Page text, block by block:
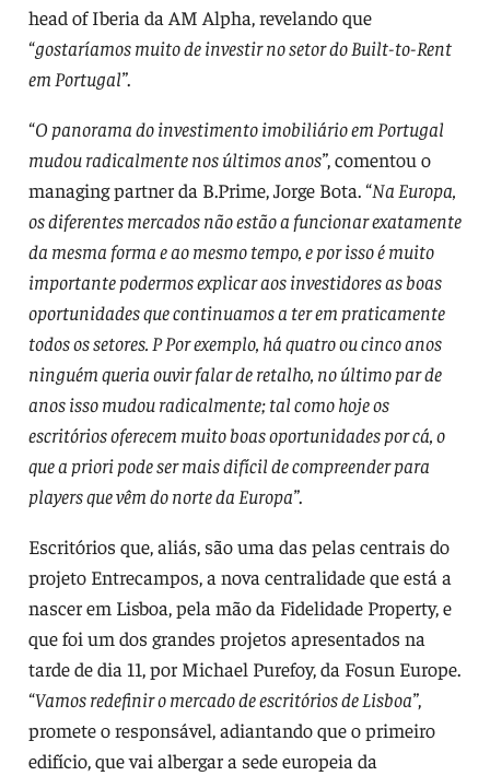
head of Iberia da AM Alpha, revelando que
“gostaríamos muito de investir no setor do Built-to-Rent
em Portugal”.
“O panorama do investimento imobiliário em Portugal
mudou radicalmente nos últimos anos”, comentou o
managing partner da B.Prime, Jorge Bota. “Na Europa,
os diferentes mercados não estão a funcionar exatamente
da mesma forma e ao mesmo tempo, e por isso é muito
importante podermos explicar aos investidores as boas
oportunidades que continuamos a ter em praticamente
todos os setores. P Por exemplo, há quatro ou cinco anos
ninguém queria ouvir falar de retalho, no último par de
anos isso mudou radicalmente; tal como hoje os
escritórios oferecem muito boas oportunidades por cá, o
que a priori pode ser mais difícil de compreender para
players que vêm do norte da Europa”.
Escritórios que, aliás, são uma das pelas centrais do
projeto Entrecampos, a nova centralidade que está a
nascer em Lisboa, pela mão da Fidelidade Property, e
que foi um dos grandes projetos apresentados na
tarde de dia 11, por Michael Purefoy, da Fosun Europe.
“Vamos redefinir o mercado de escritórios de Lisboa”,
promete o responsável, adiantando que o primeiro
edifício, que vai albergar a sede europeia da